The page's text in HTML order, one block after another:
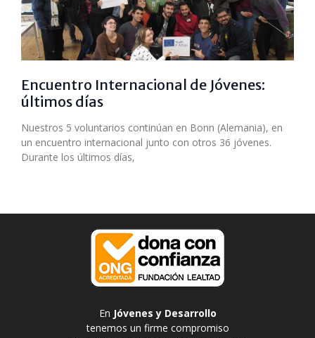
Encuentro Internacional de Jóvenes:
últimos días
Nuestros 5 voluntarios continúan en Bonn (Alemania), en
un encuentro internacional junto con otros 36 jóvenes.
Durante los últimos días,
En Jóvenes y Desarrollo
tenemos un firme compromiso